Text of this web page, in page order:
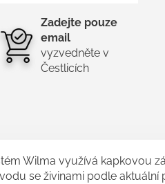
Zadejte pouze
email
vyzvedněte v
Čestlicích
Wilma využívá kapkovou
se živinami podle aktuální